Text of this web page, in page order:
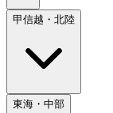
甲信越・北陸
東海・中部